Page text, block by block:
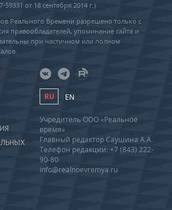
от 18 сентября 2014 г.)
Реального Времени разрешено только с
правообладателей, упоминание сайта и
при частичном или полном
RU EN
Учредитель ООО «Реальное
время»
Главный редактор Саушина А.А.
Телефон редакции: +7 (843) 222-
90-80
info@realnoevremya.ru